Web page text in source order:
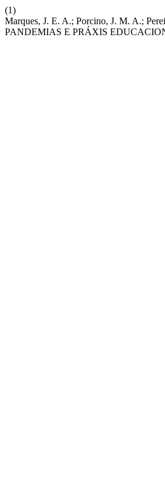
(1)
Marques, J. E. A.; Porcino, J. M. A.;
PANDEMIAS E PRÁXIS